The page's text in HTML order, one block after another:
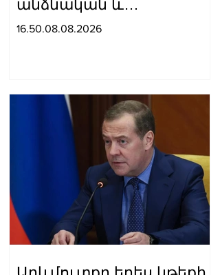
անձնական և
ընտանեկան կյանքին
անթույլատրելի է. ՄԻՊ
16.50.08.08.2026